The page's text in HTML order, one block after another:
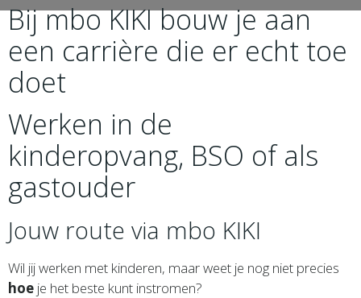
Bij mbo KIKI bouw je aan
een carrière die er echt toe
doet
Werken in de
kinderopvang, BSO of als
gastouder
Jouw route via mbo KIKI
Wil jij werken met kinderen, maar weet je nog niet precies
hoe je het beste kunt instromen?